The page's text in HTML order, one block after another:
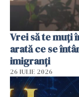
Vrei să te muți
arată ce se
imigranți
26 IULIE 2026